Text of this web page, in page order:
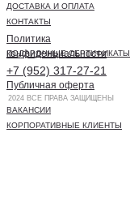
ДОСТАВКА И ОПЛАТА
КОНТАКТЫ
Политика
конфиденциальности
ПОДАРОЧНЫЕ СЕРТИФИКАТЫ
+7 (952) 317-27-21
Публичная оферта
2024 ВСЕ ПРАВА ЗАЩИЩЕНЫ
ВАКАНСИИ
КОРПОРАТИВНЫЕ КЛИЕНТЫ